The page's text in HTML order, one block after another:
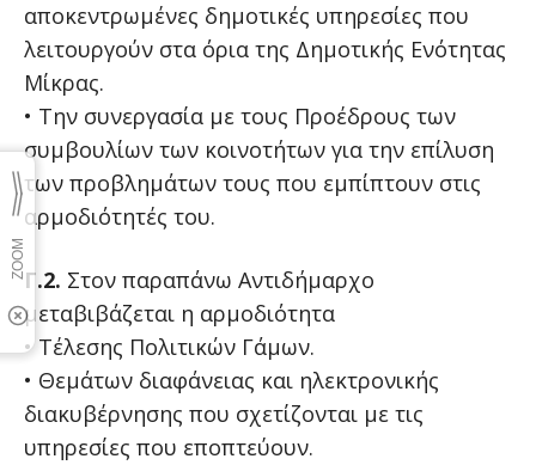
αποκεντρωμένες δημοτικές υπηρεσίες που
λειτουργούν στα όρια της Δημοτικής Ενότητας
Μίκρας.
• Την συνεργασία με τους Προέδρους των
συμβουλίων των κοινοτήτων για την επίλυση
των προβλημάτων τους που εμπίπτουν στις
αρμοδιότητές του.
Γ.2. Στον παραπάνω Αντιδήμαρχο
μεταβιβάζεται η αρμοδιότητα
• Τέλεσης Πολιτικών Γάμων.
• Θεμάτων διαφάνειας και ηλεκτρονικής
διακυβέρνησης που σχετίζονται με τις
υπηρεσίες που εποπτεύουν.